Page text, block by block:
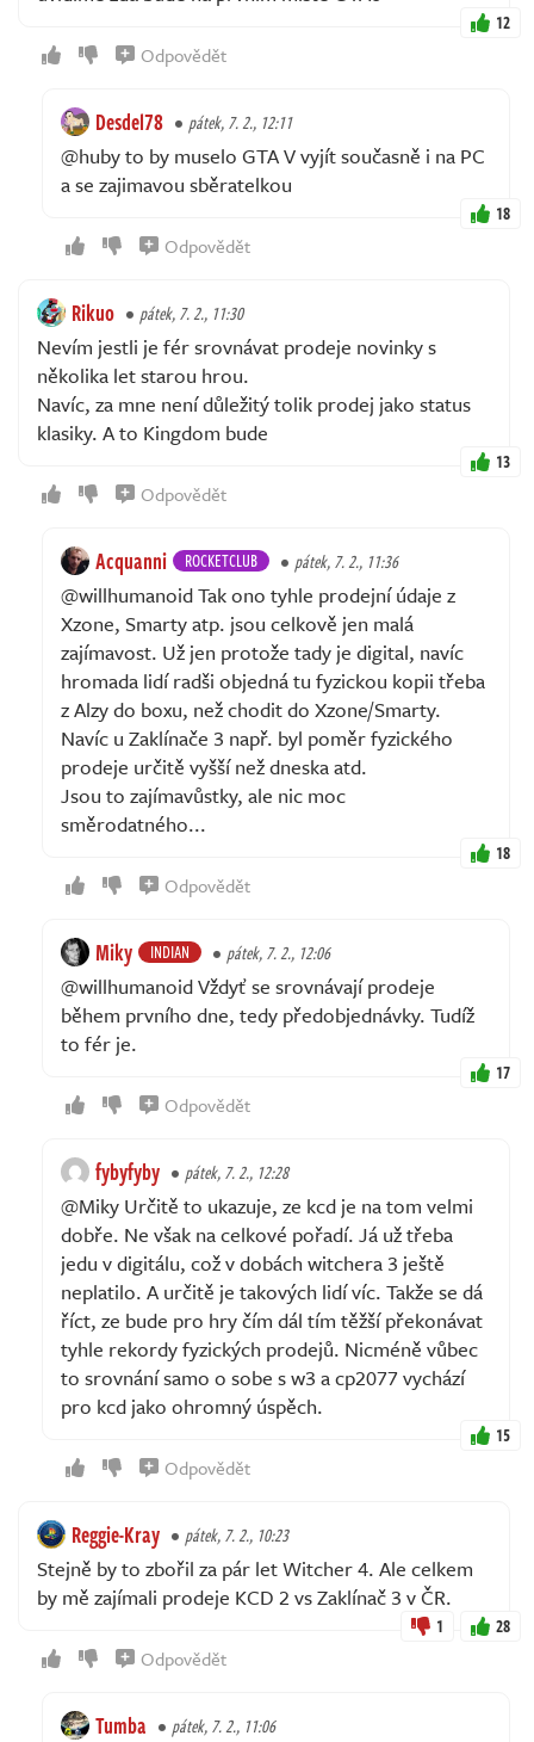
12
Odpovědět
Desdel78 pátek, 7. 2., 12:11
@huby to by muselo GTA V vyjít současně i na PC
a se zajimavou sběratelkou
18
Odpovědět
Rikuo pátek, 7. 2., 11:30
Nevím jestli je fér srovnávat prodeje novinky s
několika let starou hrou.
Navíc, za mne není důležitý tolik prodej jako status
klasiky. A to Kingdom bude
13
Odpovědět
Acquanni ROCKETCLUB pátek, 7. 2., 11:36
@willhumanoid Tak ono tyhle prodejní údaje z
Xzone, Smarty atp. jsou celkově jen malá
zajímavost. Už jen protože tady je digital, navíc
hromada lidí radši objedná tu fyzickou kopii třeba
z Alzy do boxu, než chodit do Xzone/Smarty.
Navíc u Zaklínače 3 např. byl poměr fyzického
prodeje určitě vyšší než dneska atd.
Jsou to zajímavůstky, ale nic moc
směrodatného...
18
Odpovědět
Miky INDIAN pátek, 7. 2., 12:06
@willhumanoid Vždyť se srovnávají prodeje
během prvního dne, tedy předobjednávky. Tudíž
to fér je.
17
Odpovědět
fybyfyby pátek, 7. 2., 12:28
@Miky Určitě to ukazuje, ze kcd je na tom velmi
dobře. Ne však na celkové pořadí. Já už třeba
jedu v digitálu, což v dobách witchera 3 ještě
neplatilo. A určitě je takových lidí víc. Takže se dá
říct, ze bude pro hry čím dál tím těžší překonávat
tyhle rekordy fyzických prodejů. Nicméně vůbec
to srovnání samo o sobe s w3 a cp2077 vychází
pro kcd jako ohromný úspěch.
15
Odpovědět
Reggie-Kray pátek, 7. 2., 10:23
Stejně by to zbořil za pár let Witcher 4. Ale celkem
by mě zajímali prodeje KCD 2 vs Zaklínač 3 v ČR.
1 28
Odpovědět
Tumba pátek, 7. 2., 11:06